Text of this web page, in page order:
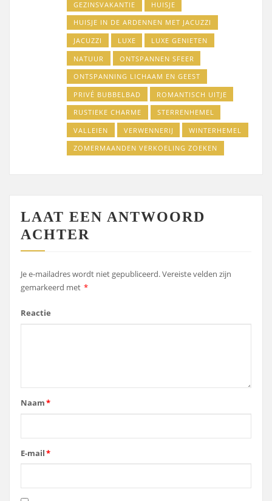
GEZINSVAKANTIE
HUISJE
HUISJE IN DE ARDENNEN MET JACUZZI
JACUZZI
LUXE
LUXE GENIETEN
NATUUR
ONTSPANNEN SFEER
ONTSPANNING LICHAAM EN GEEST
PRIVÉ BUBBELBAD
ROMANTISCH UITJE
RUSTIEKE CHARME
STERRENHEMEL
VALLEIEN
VERWENNERIJ
WINTERHEMEL
ZOMERMAANDEN VERKOELING ZOEKEN
LAAT EEN ANTWOORD
ACHTER
Je e-mailadres wordt niet gepubliceerd.Vereiste velden zijn
gemarkeerd met *
Reactie
Naam*
E-mail*